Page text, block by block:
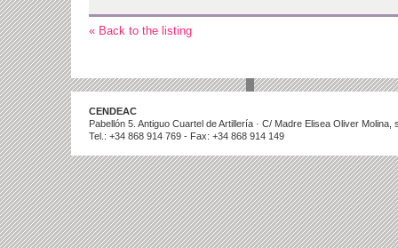
« Back to the listing
CENDEAC
Pabellón 5. Antiguo Cuartel de Artillería · C/ Madre Elisea Oliver
Tel.: +34 868 914 769 - Fax: +34 868 914 149